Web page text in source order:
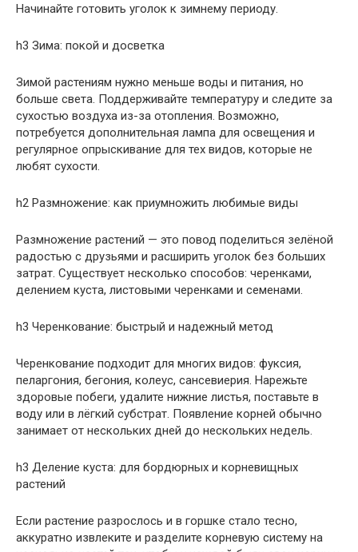
Начинайте готовить уголок к зимнему периоду.
h3 Зима: покой и досветка
Зимой растениям нужно меньше воды и питания, но
больше света. Поддерживайте температуру и следите за
сухостью воздуха из-за отопления. Возможно,
потребуется дополнительная лампа для освещения и
регулярное опрыскивание для тех видов, которые не
любят сухости.
h2 Размножение: как приумножить любимые виды
Размножение растений — это повод поделиться зелёной
радостью с друзьями и расширить уголок без больших
затрат. Существует несколько способов: черенками,
делением куста, листовыми черенками и семенами.
h3 Черенкование: быстрый и надежный метод
Черенкование подходит для многих видов: фуксия,
пеларгония, бегония, колеус, сансевиерия. Нарежьте
здоровые побеги, удалите нижние листья, поставьте в
воду или в лёгкий субстрат. Появление корней обычно
занимает от нескольких дней до нескольких недель.
h3 Деление куста: для бордюрных и корневищных
растений
Если растение разрослось и в горшке стало тесно,
аккуратно извлеките и разделите корневую систему на